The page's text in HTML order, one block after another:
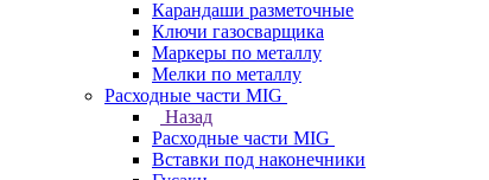
Карандаши разметочные
Ключи газосварщика
Маркеры по металлу
Мелки по металлу
Расходные части MIG
Назад
Расходные части MIG
Вставки под наконечники